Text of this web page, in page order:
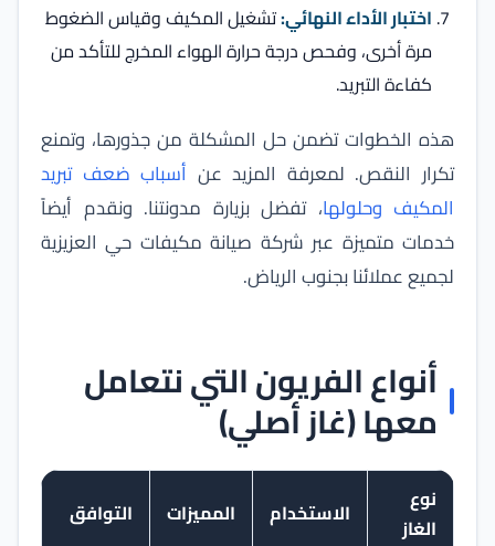
اختبار الأداء النهائي:تشغيل المكيف وقياس الضغوط
مرة أخرى، وفحص درجة حرارة الهواء المخرج للتأكد من
كفاءة التبريد.
هذه الخطوات تضمن حل المشكلة من جذورها، وتمنع
تكرار النقص. لمعرفة المزيد عن أسباب ضعف تبريد
المكيف وحلولها، تفضل بزيارة مدونتنا. ونقدم أيضاً
خدمات متميزة عبر شركة صيانة مكيفات حي العزيزية
لجميع عملائنا بجنوب الرياض.
أنواع الفريون التي نتعامل
معها (غاز أصلي)
نوع
الغاز
الاستخدام المميزات التوافق